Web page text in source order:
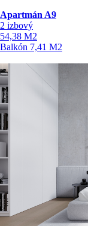
Apartmán A9
2 izbový
54,38 M2
Balkón 7,41 M2